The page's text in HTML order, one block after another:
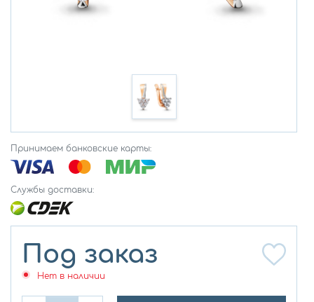
Принимаем банковские карты:
Службы доставки:
Под заказ
Нет в наличии